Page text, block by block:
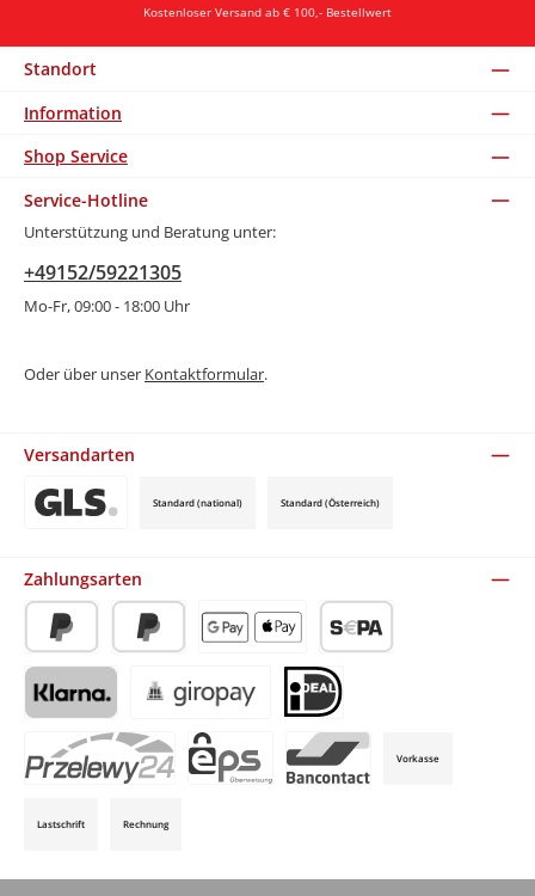
Kostenloser Versand ab € 100,- Bestellwert
Standort
Information
Shop Service
Service-Hotline
Unterstützung und Beratung unter:
+49152/59221305
Mo-Fr, 09:00 - 18:00 Uhr
Oder über unser Kontaktformular.
Versandarten
Standard (national) Standard (Österreich)
Zahlungsarten
PayPal Später BezahlenApple Pay / Google Pay (via Stripe)
SEPA-Lastschrift (via Stripe)
Klarna (via Stripe)Giropay (via Stripe) iDeal (via Stripe)
Vorkasse
Lastschrift Rechnung